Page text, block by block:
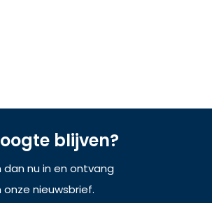
blijven?
dan nu in en ontvang
nieuwsbrief.